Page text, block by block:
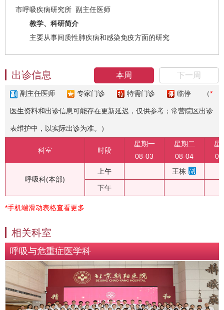
市呼吸疾病研究所 副主任医师
教学、科研简介
主要从事间质性肺疾病和感染免疫方面的研究
本周 下一周
出诊信息
副主任医师 专家门诊 特需门诊 临停 （*
医生资料和出诊信息可能存在更新延迟，仅供参考；常营院区出诊
表维护中，以实际出诊为准。）
科室 时段
星期一
08-03
星期二
08-04
星
呼吸科(本部)
上午 王栋
下午
*手机端滑动表格查看更多
相关科室
呼吸与危重症医学科